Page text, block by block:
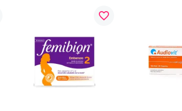
favorite_border